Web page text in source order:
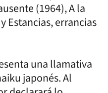
(1964), A la
Estancias, errancias
una llamativa
japonés. Al